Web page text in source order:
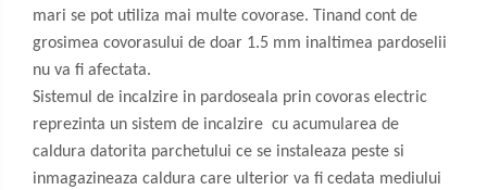
mari se pot utiliza mai multe covorase. Tinand cont de
grosimea covorasului de doar 1.5 mm inaltimea pardoselii
nu va fi afectata.
Sistemul de incalzire in pardoseala prin covoras electric
reprezinta un sistem de incalzire cu acumularea de
caldura datorita parchetului ce se instaleaza peste si
inmagazineaza caldura care ulterior va fi cedata mediului